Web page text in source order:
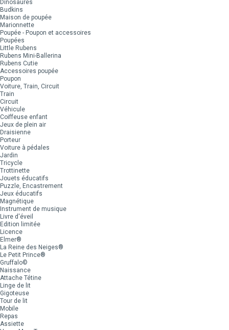
Dinosaures
Budkins
Maison de poupée
Marionnette
Poupée - Poupon et accessoires
Poupées
Little Rubens
Rubens Mini-Ballerina
Rubens Cutie
Accessoires poupée
Poupon
Voiture, Train, Circuit
Train
Circuit
Véhicule
Coiffeuse enfant
Jeux de plein air
Draisienne
Porteur
Voiture à pédales
Jardin
Tricycle
Trottinette
Jouets éducatifs
Puzzle, Encastrement
Jeux éducatifs
Magnétique
Instrument de musique
Livre d'éveil
Edition limitée
Licence
Elmer®
La Reine des Neiges®
Le Petit Prince®
Gruffalo©
Naissance
Attache Tétine
Linge de lit
Gigoteuse
Tour de lit
Mobile
Repas
Assiette